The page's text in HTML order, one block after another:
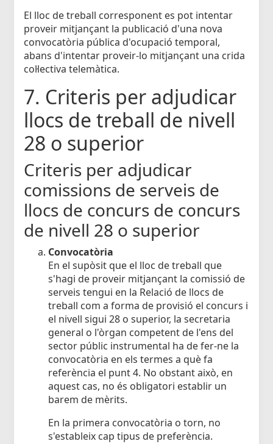
El lloc de treball corresponent es pot intentar
proveir mitjançant la publicació d'una nova
convocatòria pública d'ocupació temporal,
abans d'intentar proveir-lo mitjançant una crida
col·lectiva telemàtica.
7. Criteris per adjudicar
llocs de treball de nivell
28 o superior
Criteris per adjudicar
comissions de serveis de
llocs de concurs de concurs
de nivell 28 o superior
Convocatòria
En el supòsit que el lloc de treball que
s'hagi de proveir mitjançant la comissió de
serveis tengui en la Relació de llocs de
treball com a forma de provisió el concurs i
el nivell sigui 28 o superior, la secretaria
general o l'òrgan competent de l'ens del
sector públic instrumental ha de fer-ne la
convocatòria en els termes a què fa
referència el punt 4. No obstant això, en
aquest cas, no és obligatori establir un
barem de mèrits.
En la primera convocatòria o torn, no
s'estableix cap tipus de preferència.